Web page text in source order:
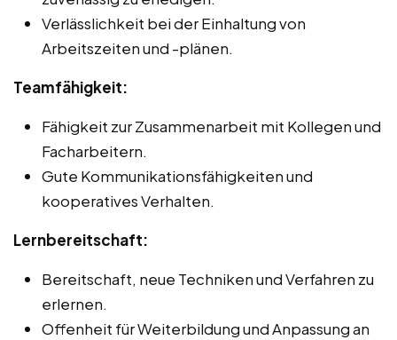
Verlässlichkeit bei der Einhaltung von
Arbeitszeiten und -plänen.
Teamfähigkeit:
Fähigkeit zur Zusammenarbeit mit Kollegen und
Facharbeitern.
Gute Kommunikationsfähigkeiten und
kooperatives Verhalten.
Lernbereitschaft:
Bereitschaft, neue Techniken und Verfahren zu
erlernen.
Offenheit für Weiterbildung und Anpassung an